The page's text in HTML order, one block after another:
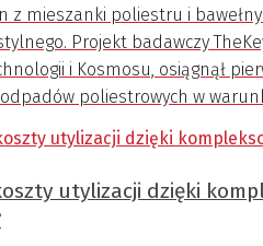
z mieszanki poliestru i
Projekt badawczy
i Kosmosu, osiągnął
poliestrowych w
utylizacji dzięki